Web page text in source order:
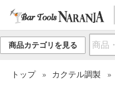
商品カテゴリを見る
トップ カクテル調製